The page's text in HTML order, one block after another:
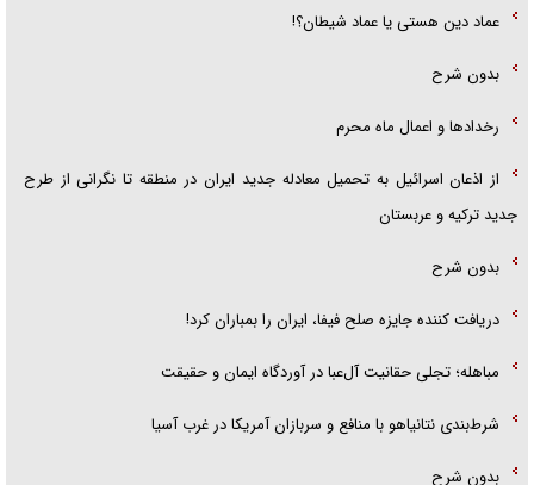
عماد دین هستی یا عماد شیطان؟!
بدون شرح
رخداد‌ها و اعمال ماه محرم
از اذعان اسرائیل به تحمیل معادله جدید ایران در منطقه تا نگرانی از طرح
جدید ترکیه و عربستان
بدون شرح
دریافت کننده جایزه صلح فیفا، ایران را بمباران کرد!
مباهله؛ تجلی حقانیت آل‌عبا در آوردگاه ایمان و حقیقت
شرط‌بندی نتانیاهو با منافع و سربازان آمریکا در غرب آسیا
بدون شرح